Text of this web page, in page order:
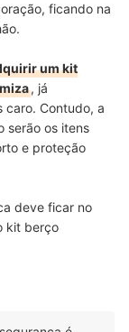
ficando na
um kit
, já
caro. Contudo, a
serão os itens
e proteção
deve ficar no
kit berço